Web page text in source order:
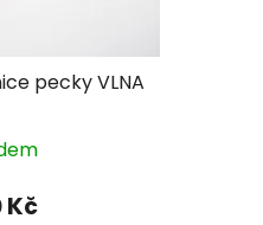
pecky VLNA
Kč